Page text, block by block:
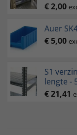
€2,00
Auer
€ 5,00
S1
lengte -
€21,41